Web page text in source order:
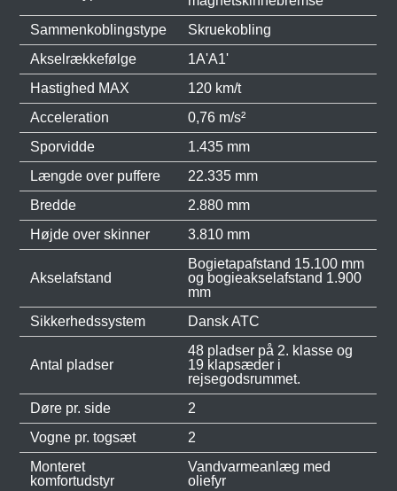
Sammenkoblingstype
Skruekobling
Akselrækkefølge
1A'A1'
Hastighed MAX
120 km/t
Acceleration
0,76 m/s²
Sporvidde
1.435 mm
Længde over puffere
22.335 mm
Bredde
2.880 mm
Højde over skinner
3.810 mm
Akselafstand
Bogietapafstand 15.100 mm
og bogieakselafstand 1.900
mm
Sikkerhedssystem
Dansk ATC
Antal pladser
48 pladser på 2. klasse og
19 klapsæder i
rejsegodsrummet.
Døre pr. side
2
Vogne pr. togsæt
2
Monteret
komfortudstyr
Vandvarmeanlæg med
oliefyr